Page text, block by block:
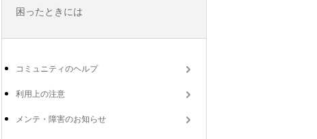
困ったときには
コミュニティのヘルプ
利用上の注意
メンテ・障害のお知らせ